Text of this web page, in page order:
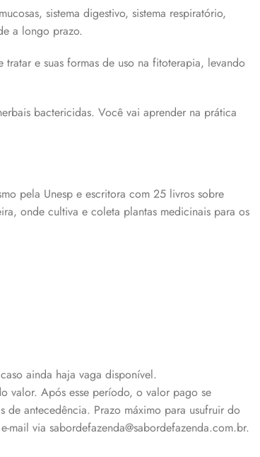
sistema digestivo, sistema respiratório,
a longo prazo.
e suas formas de uso na fitoterapia, levando
bactericidas. Você vai aprender na prática
pela Unesp e escritora com 25 livros sobre
onde cultiva e coleta plantas medicinais para os
ainda haja vaga disponível.
valor. Após esse período, o valor pago se
de antecedência. Prazo máximo para usufruir do
via sabordefazenda@sabordefazenda.com.br.